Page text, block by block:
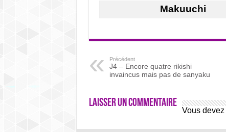
Makuuchi
Précédent
J4 – Encore quatre rikishi
invaincus mais pas de sanyaku
Laisser un commentaire
Vous devez